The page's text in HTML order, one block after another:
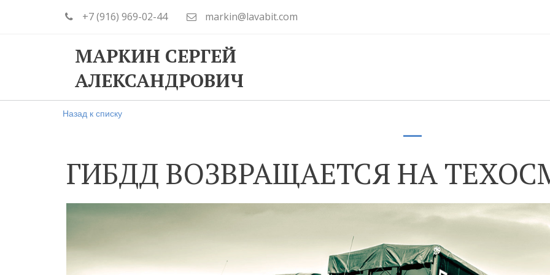
+7 (916) 969-02-44 markin@lavabit.com
МАРКИН СЕРГЕЙ
АЛЕКСАНДРОВИЧ
Назад к списку
ГИБДД ВОЗВРАЩАЕТСЯ НА